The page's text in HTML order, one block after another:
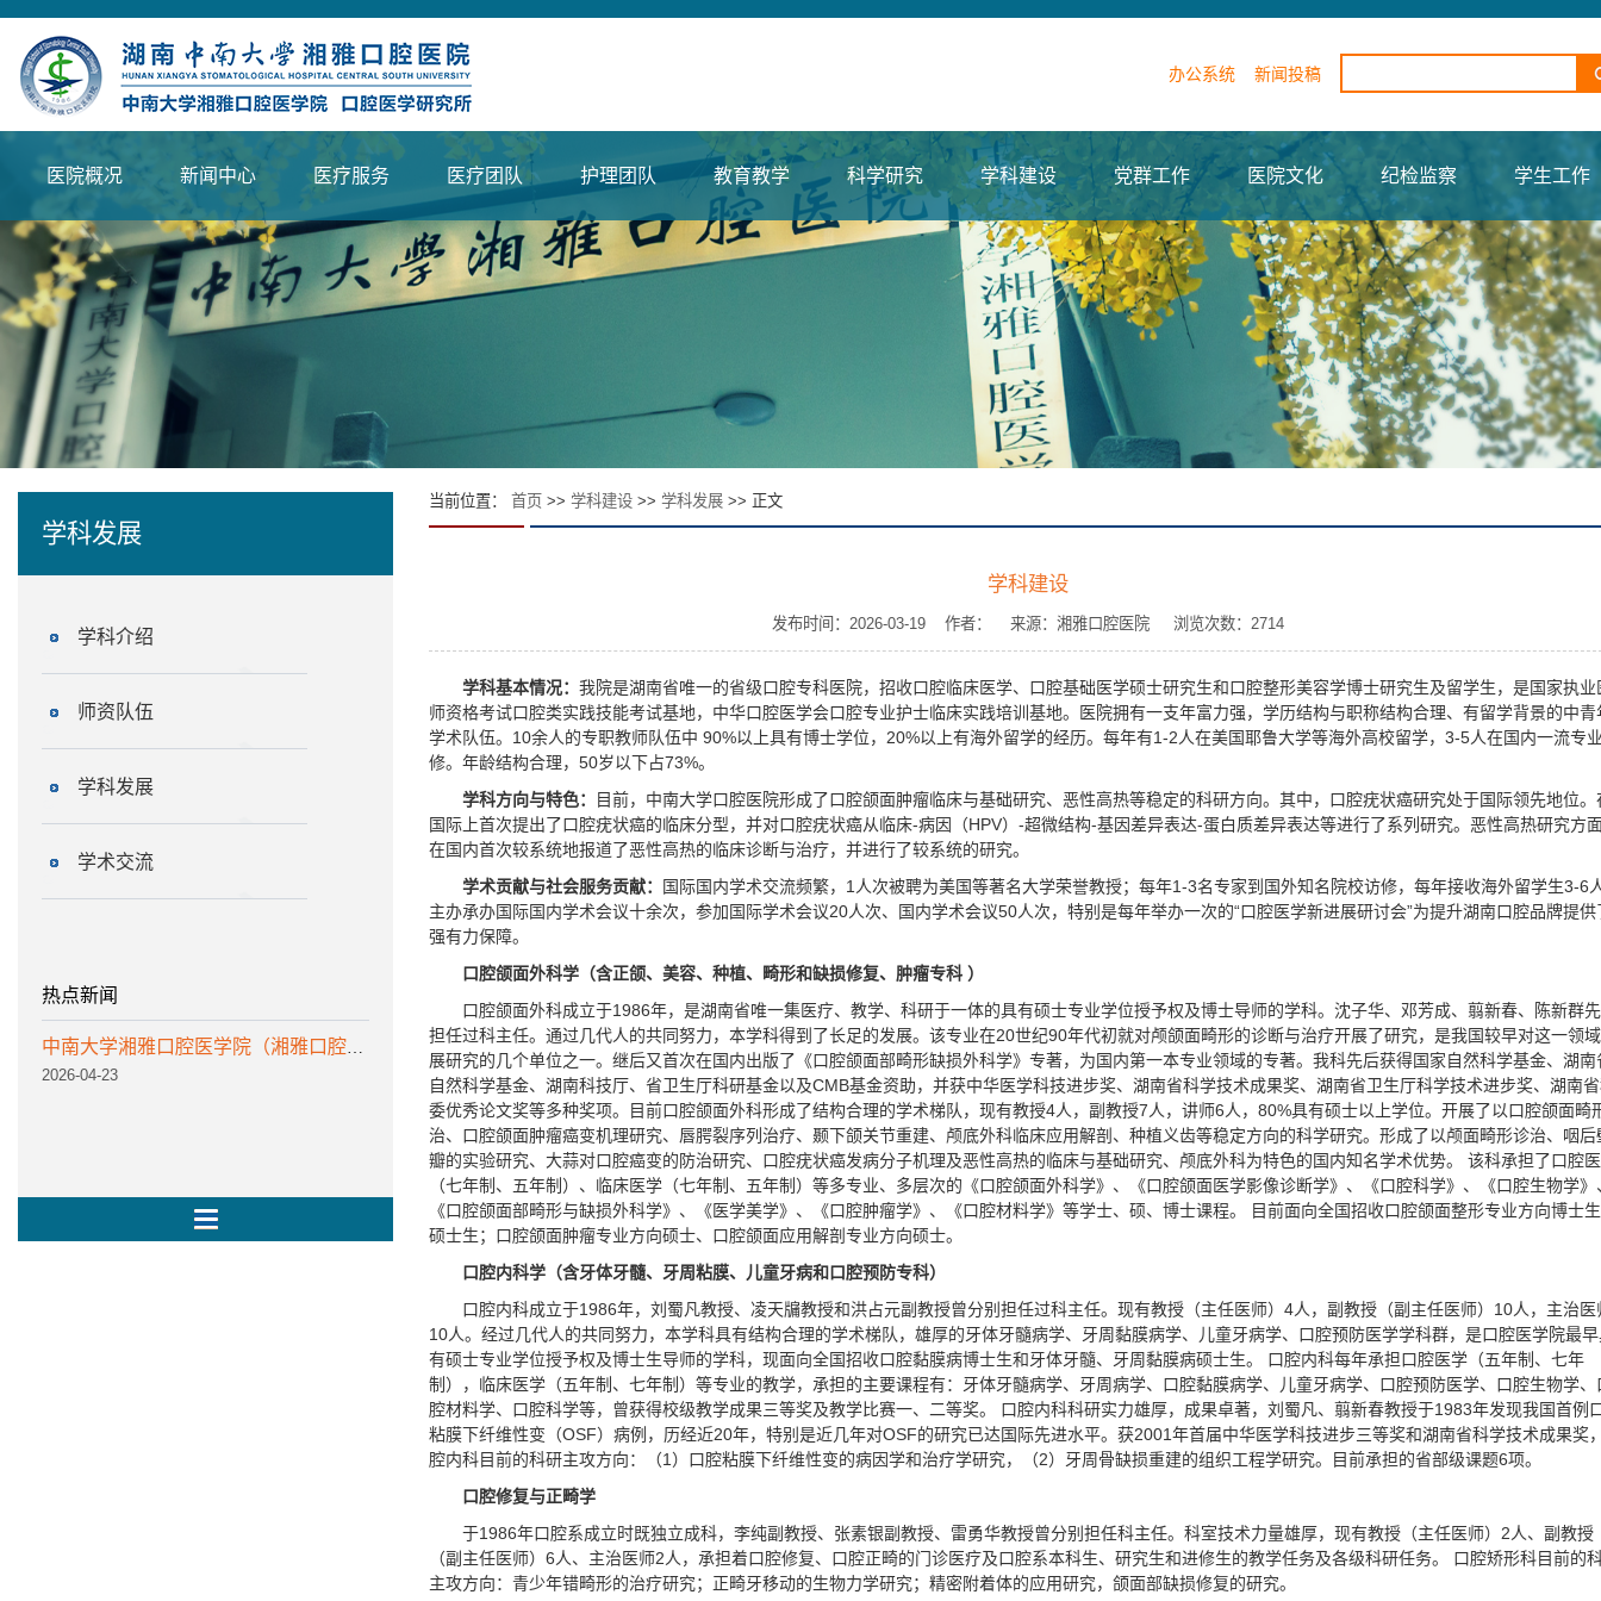
办公系统 新闻投稿
医院概况 新闻中心 医疗服务 医疗团队 护理团队 教育教学 科学研究 学科建设 党群工作 医院文化 纪检监察 学生工作
学科发展
学科介绍
师资队伍
学科发展
学术交流
热点新闻
2026-04-23
当前位置： 首页 >> 学科建设 >> 学科发展 >> 正文
学科建设
发布时间：2026-03-19 作者： 来源：湘雅口腔医院 浏览次数： 2714
学科基本情况： 我院是湖南省唯一的省级口腔专科医院，招收口腔临床医学、口腔基础医学硕士研究生和口腔整形美容学博士研究生及留学生，是国家执业
师资格考试口腔类实践技能考试基地，中华口腔医学会口腔专业护士临床实践培训基地。医院拥有一支年富力强，学历结构与职称结构合理、有留学背景的中青
学术队伍。10余人的专职教师队伍中 90%以上具有博士学位，20%以上有海外留学的经历。每年有1-2人在美国耶鲁大学等海外高校留学，3-5人在国内一流专
修。年龄结构合理，50岁以下占73%。
学科方向与特色：
目前，中南大学口腔医院形成了口腔颌面肿瘤临床与基础研究、恶性高热等稳定的科研方向。其中，口腔疣状癌研究处于国际领先地位。
国际上首次提出了口腔疣状癌的临床分型，并对口腔疣状癌从临床-病因（HPV）-超微结构-基因差异表达-蛋白质差异表达等进行了系列研究。恶性高热研究方
在国内首次较系统地报道了恶性高热的临床诊断与治疗，并进行了较系统的研究。
学术贡献与社会服务贡献：
国际国内学术交流频繁，1人次被聘为美国等著名大学荣誉教授；每年1-3名专家到国外知名院校访修，每年接收海外留学生3-6
主办承办国际国内学术会议十余次，参加国际学术会议20人次、国内学术会议50人次，特别是每年举办一次的“口腔医学新进展研讨会”为提升湖南口腔品牌提供
强有力保障。
口腔颌面外科学（含正颌、美容、种植、畸形和缺损修复、肿瘤专科 ）
口腔颌面外科成立于1986年，是湖南省唯一集医疗、教学、科研于一体的具有硕士专业学位授予权及博士导师的学科。沈子华、邓芳成、翦新春、陈新群
担任过科主任。通过几代人的共同努力，本学科得到了长足的发展。该专业在20世纪90年代初就对颅颌面畸形的诊断与治疗开展了研究，是我国较早对这一领
展研究的几个单位之一。继后又首次在国内出版了《口腔颌面部畸形缺损外科学》专著，为国内第一本专业领域的专著。我科先后获得国家自然科学基金、湖南
自然科学基金、湖南科技厅、省卫生厅科研基金以及CMB基金资助，并获中华医学科技进步奖、湖南省科学技术成果奖、湖南省卫生厅科学技术进步奖、湖南
委优秀论文奖等多种奖项。目前口腔颌面外科形成了结构合理的学术梯队，现有教授4人，副教授7人，讲师6人，80%具有硕士以上学位。开展了以口腔颌面畸
治、口腔颌面肿瘤癌变机理研究、唇腭裂序列治疗、颞下颌关节重建、颅底外科临床应用解剖、种植义齿等稳定方向的科学研究。形成了以颅面畸形诊治、咽后
瓣的实验研究、大蒜对口腔癌变的防治研究、口腔疣状癌发病分子机理及恶性高热的临床与基础研究、颅底外科为特色的国内知名学术优势。 该科承担了口腔
（七年制、五年制）、临床医学（七年制、五年制）等多专业、多层次的《口腔颌面外科学》、《口腔颌面医学影像诊断学》、《口腔科学》、《口腔生物学》
《口腔颌面部畸形与缺损外科学》、《医学美学》、《口腔肿瘤学》、《口腔材料学》等学士、硕、博士课程。 目前面向全国招收口腔颌面整形专业方向博士
硕士生；口腔颌面肿瘤专业方向硕士、口腔颌面应用解剖专业方向硕士。
口腔内科学（含牙体牙髓、牙周粘膜、儿童牙病和口腔预防专科）
口腔内科成立于1986年，刘蜀凡教授、凌天牖教授和洪占元副教授曾分别担任过科主任。现有教授（主任医师）4人，副教授（副主任医师）10人，主治医
10人。经过几代人的共同努力，本学科具有结构合理的学术梯队，雄厚的牙体牙髓病学、牙周黏膜病学、儿童牙病学、口腔预防医学学科群，是口腔医学院最
有硕士专业学位授予权及博士生导师的学科，现面向全国招收口腔黏膜病博士生和牙体牙髓、牙周黏膜病硕士生。 口腔内科每年承担口腔医学（五年制、七年
制），临床医学（五年制、七年制）等专业的教学，承担的主要课程有：牙体牙髓病学、牙周病学、口腔黏膜病学、儿童牙病学、口腔预防医学、口腔生物学、
腔材料学、口腔科学等，曾获得校级教学成果三等奖及教学比赛一、二等奖。 口腔内科科研实力雄厚，成果卓著，刘蜀凡、翦新春教授于1983年发现我国首例
粘膜下纤维性变（OSF）病例，历经近20年，特别是近几年对OSF的研究已达国际先进水平。获2001年首届中华医学科技进步三等奖和湖南省科学技术成果奖
腔内科目前的科研主攻方向：（1）口腔粘膜下纤维性变的病因学和治疗学研究，（2）牙周骨缺损重建的组织工程学研究。目前承担的省部级课题6项。
口腔修复与正畸学
于1986年口腔系成立时既独立成科，李纯副教授、张素银副教授、雷勇华教授曾分别担任科主任。科室技术力量雄厚，现有教授（主任医师）2人、副教授
（副主任医师）6人、主治医师2人，承担着口腔修复、口腔正畸的门诊医疗及口腔系本科生、研究生和进修生的教学任务及各级科研任务。 口腔矫形科目前的
主攻方向：青少年错畸形的治疗研究；正畸牙移动的生物力学研究；精密附着体的应用研究，颌面部缺损修复的研究。